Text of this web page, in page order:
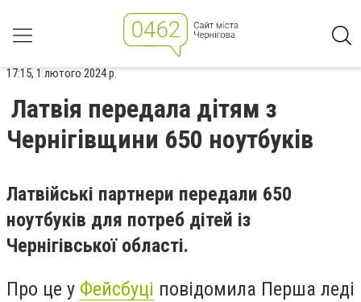
17:15, 1 лютого 2024 р.
Латвія передала дітям з
Чернігівщини 650 ноутбуків
Латвійські партнери передали 650
ноутбуків для потреб дітей із
Чернігівської області.
Про це у Фейсбуці повідомила Перша леді